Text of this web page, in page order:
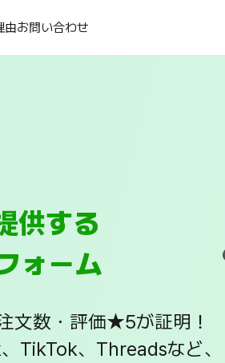
由お問い合わせ
供する
ォーム
文数・評価★5が証明！
TikTok、Threadsなど、